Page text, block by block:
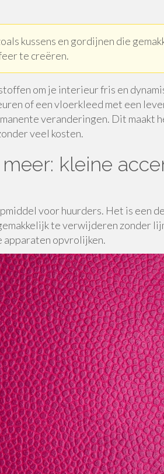
kussens en gordijnen die
te creëren.
om je interieur fris en
of een vloerkleed met een
veranderingen. Dit maakt
veel kosten.
kleine
voor huurders. Het is een
te verwijderen zonder
apparaten opvrolijken.